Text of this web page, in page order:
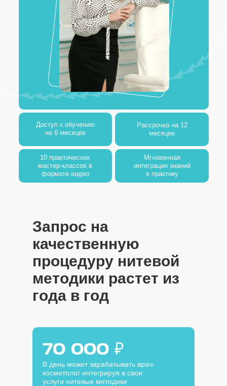
Доступ к обучению
на 6 месяцев
Рассрочка на 12
месяцев
10 практических
мастер-классов в
формате видео
Мгновенная
интеграция знаний
в практику
Запрос на
качественную
процедуру нитевой
методики растет из
года в год
70 000 ₽
В день может зарабатывать врач-
косметолог интегрируя в свои
услуги нитевые методики